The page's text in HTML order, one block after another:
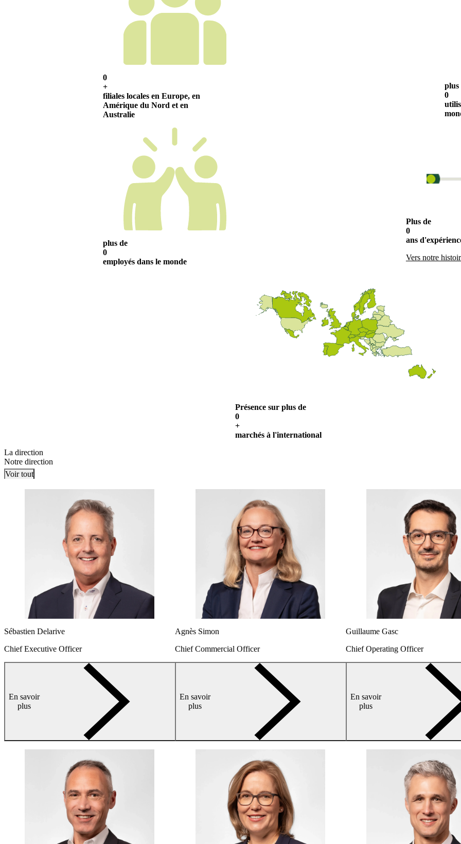
0
+
filiales locales en Europe, en
Amérique du Nord et en
Australie
plus
0
plus de
0
employés dans le monde
Plus de
0
ans
Vers notre
Présence sur plus de
0
+
marchés à l'international
La direction
Notre direction
Voir tout
Sébastien Delarive
Chief Executive Officer
En savoir
plus
arrow-
right
Agnès Simon
Chief Commercial Officer
En savoir
plus
arrow-
right
Guillaume Gasc
Chief Operating Officer
En savoir
plus